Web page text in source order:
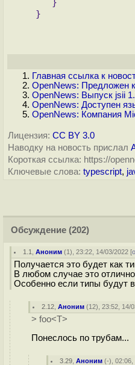
Главная ссылка к
OpenNews: Предложен
OpenNews: Выпуск jsii
OpenNews: Доступен
OpenNews: Компания
Лицензия: CC BY 3.0
Наводку на новость прислал
Короткая ссылка: https://
Ключевые слова: typescript,
Обсуждение (202)
1.1 ,Аноним (1), 23:22, 14/03/2022 [
Получается это будет как
В любом случае это отлично
Особенно если типы будут
2.12 ,Аноним (12), 23:52, 14/
> foo<T>
Понеслось по трубам...
3.29 ,Аноним (-), 02:06,